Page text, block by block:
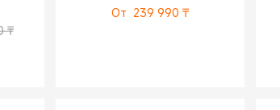
₸
От 239 990 ₸